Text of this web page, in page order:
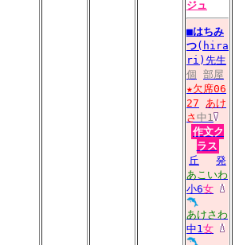
ジュ
■はちみ
つ(hira
ri)先生
個 部屋
★欠席06
27
あけ
さ中1
作文ク
ラス
丘
発
あこいわ
小6女
あけさわ
中1 女